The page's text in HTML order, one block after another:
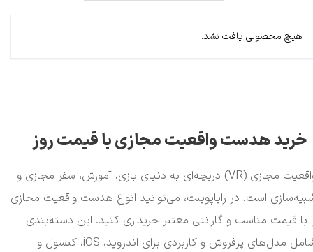
هیچ محصولی یافت نشد.
خرید هدست واقعیت مجازی با قیمت روز
واقعیت مجازی (VR) دریچه‌ای به دنیای بازی، آموزش، سفر مجازی و
است. در رایاپوینت، می‌توانید انواع هدست واقعیت مجازی
با قیمت مناسب و گارانتی معتبر خریداری کنید. این دسته‌بندی
شامل مدل‌های پرفروش و کاربردی برای اندروید، iOS، کنسول و